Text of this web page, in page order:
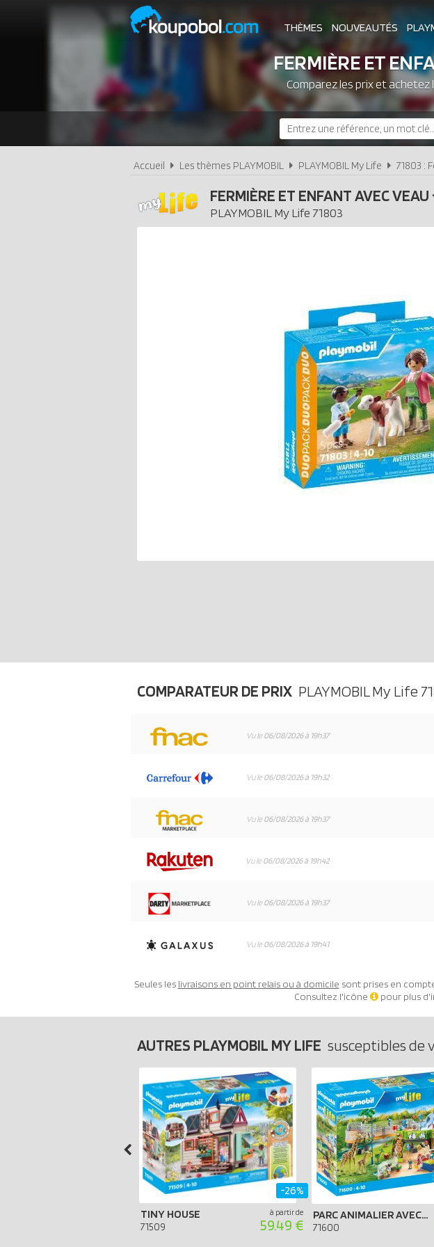
THÈMES NOUVEAUTÉS
FERMIÈRE ET
Comparez les prix et achetez
Accueil Les thèmes PLAYMOBIL PLAYMOBIL My Life 71803 :
FERMIÈRE ET ENFANT AVEC
PLAYMOBIL My Life 71803
COMPARATEUR DE PRIX PLAYMOBIL My Life
Vu le06/08/2026 à 19h37
Vu le06/08/2026 à 19h32
Vu le06/08/2026 à 19h37
Vu le06/08/2026 à 19h42
Vu le06/08/2026 à 19h37
Vu le06/08/2026 à 19h41
Seules les livraisons en point relais ou à domicile sont prises en
Consultez l'icône
pour plus
AUTRES PLAYMOBIL MY LIFE susceptibles de
TINY HOUSE
71509
à partir de
59.49 €
-26%
PARC ANIMALIER AVEC VISITEURS (SPÉCIAL 50 ANS)
71600